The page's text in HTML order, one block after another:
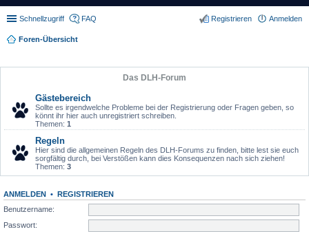
Schnellzugriff FAQ Anmelden
Registrieren
Foren-Übersicht
Das DLH-Forum
Gästebereich
Sollte es irgendwelche Probleme bei der Registrierung oder Fragen geben, so
könnt ihr hier auch unregistriert schreiben.
Themen: 1
Regeln
Hier sind die allgemeinen Regeln des DLH-Forums zu finden, bitte lest sie euch
sorgfältig durch, bei Verstößen kann dies Konsequenzen nach sich ziehen!
Themen: 3
ANMELDEN • REGISTRIEREN
Benutzername:
Passwort: